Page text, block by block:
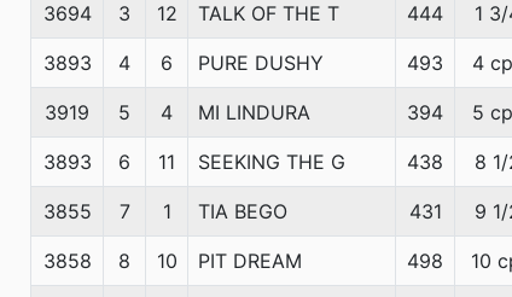
3694 3 12 TALK OF THE T 444 1
3893 4 6 PURE DUSHY 493 4
3919 5 4 MI LINDURA 394 5
3893 6 11 SEEKING THE G 438 8
3855 7 1 TIA BEGO 431 9
3858 8 10 PIT DREAM 498 10